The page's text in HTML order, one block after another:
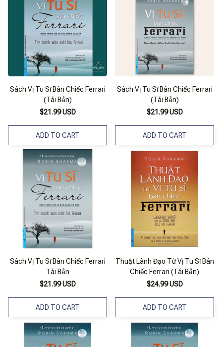
Sách Vị Tu Sĩ Bán Chiếc Ferrari
(Tái Bản)
$21.99 USD
ADD TO CART
Sách Vị Tu Sĩ Bán Chiếc Ferrari
(Tái Bản)
$21.99 USD
ADD TO CART
Sách Vị Tu Sĩ Bán Chiếc Ferrari
Tái Bản
$21.99 USD
ADD TO CART
Thuật Lãnh Đạo Từ Vị Tu Sĩ Bán
Chiếc Ferrari (Tái Bản)
$24.99 USD
ADD TO CART